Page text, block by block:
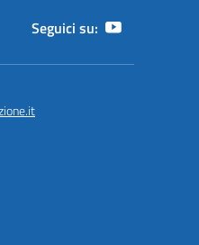
Seguici su: